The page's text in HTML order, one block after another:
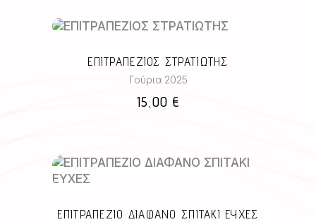
ΕΠΙΤΡΑΠΕΖΙΟΣ ΣΤΡΑΤΙΩΤΗΣ
Γούρια 2025
15,00 €
ΕΠΙΤΡΑΠΕΖΙΟ ΔΙΑΦΑΝΟ ΣΠΙΤΑΚΙ ΕΥΧΕΣ